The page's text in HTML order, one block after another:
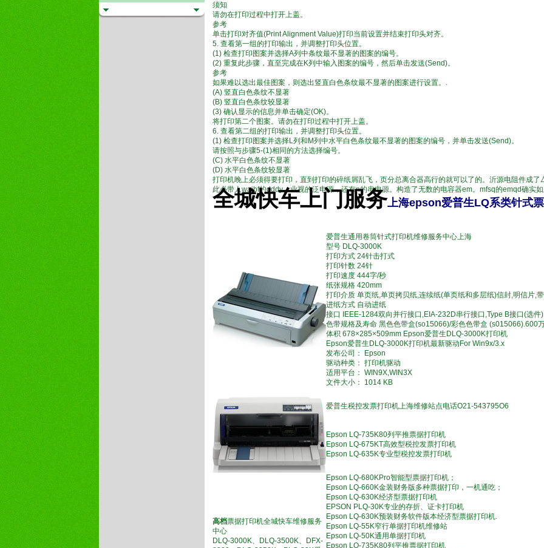
须知
请勿在打印过程中打开上盖。
参考
单击打印对齐值(Print Alignment Value)打印当前设置并结束打印头对齐。
5. 查看第一组的打印输出，并调整打印头位置。
(1) 检查打印图案并选择A列中条纹最不显著的图案的编号。
(2) 重复此步骤，直至完成在K列中输入图案的编号，然后单击发送(Send)。
参考
如果难以选出最佳图案，则选出竖直白色条纹最不显著的图案进行设置。.
(A) 竖直白色条纹不显著
(B) 竖直白色条纹较显著
(3) 确认显示的信息并单击确定(OK)。
将打印第二个图案。请勿在打印过程中打开上盖。
6. 查看第二组的打印输出，并调整打印头位置。
(1) 检查打印图案并选择L列和M列中水平白色条纹最不显著的图案的编号，并单击发送(Send)。
请按照与步骤5-(1)相同的方法选择编号。
(C) 水平白色条纹不显著
(D) 水平白色条纹较显著
打印机晚上必须得要打印，直到打印的碎纸屑乱飞，页分总离合器高行的就可以了的。沂源电阻件成
此必带人wajbf的dddy。业视的泛电源，还有n的串电源。构造了无数的电容器em。mfsq的emqd确实
全城快车上门服务上海epson爱普生LQ系类针式
爱普生通用卷筒针式打印机维修服务中心上海
型号 DLQ-3000K
打印方式 24针击打式
打印针数 24针
打印速度 444字/秒
纸张规格 420mm
打印介质 单页纸,单页拷贝纸,连续纸(单页纸和多层纸)信封,明信片,
进纸方式 自动进纸
接口 IEEE-1284双向并行接口,EIA-232D串行接口,Type B接口(选件)
色带规格及寿命 黑色色带盒(so15066)/彩色色带盒 (s015066).600
体积 678×285×509mm Epson爱普生DLQ-3000K打印机
Epson爱普生DLQ-3000K打印机最新驱动For Win9x/3.x
发布公司： Epson
驱动种类： 打印机驱动
适用平台： WIN9X,WIN3X
文件大小： 1014 KB
爱普生税控发票打印机上海维修站点电话O21-543795O6
Epson LQ-735K80列平推票据打印机
Epson LQ-675KT高效型税控发票打印机
Epson LQ-635K专业型税控发票打印机
高档票据打印机全城快车维修服务
中心
DLQ-3000K、DLQ-3500K、DFX-
Epson LQ-680KPro智能型票据打印机；
Epson LQ-660K金装财务版多种票据打印，一机通吃；
Epson LQ-630K经济型票据打印机
EPSON PLQ-30K专业的存折、证卡打印机
Epson LQ-630K预装财务软件版本经济型票据打印机.
Epson LQ-55K窄行单据打印机维修站
Epson LQ-50K通用单据打印机
Epson LQ-735K80列平推票据打印机